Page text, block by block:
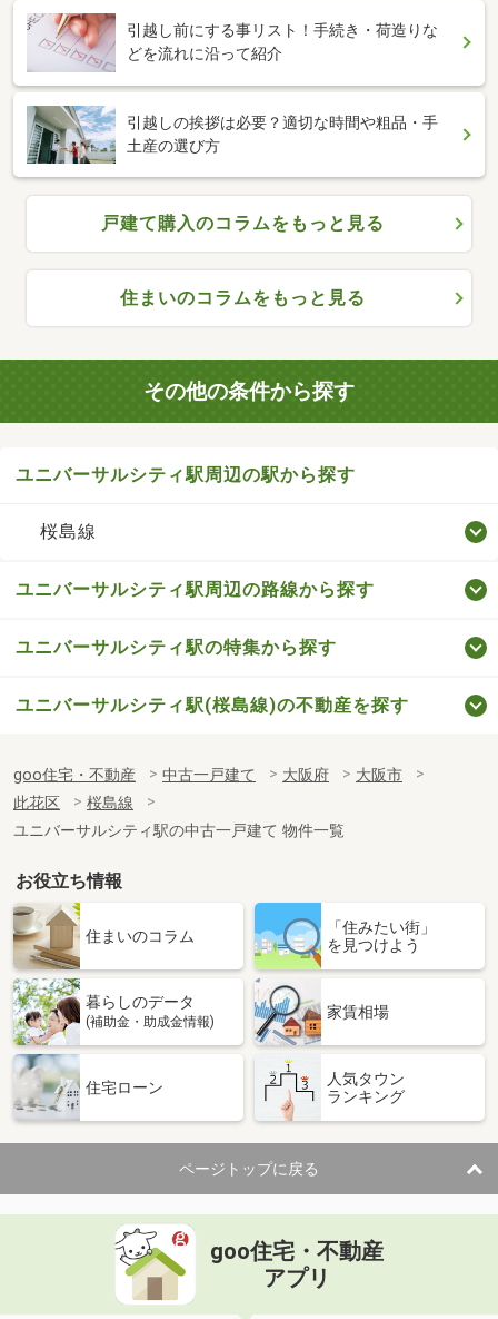
引越し前にする事リスト！手続き・荷造りな
どを流れに沿って紹介
引越しの挨拶は必要？適切な時間や粗品・手
土産の選び方
戸建て購入のコラムをもっと見る
住まいのコラムをもっと見る
その他の条件から探す
ユニバーサルシティ駅周辺の駅から探す
桜島線
ユニバーサルシティ駅周辺の路線から探す
ユニバーサルシティ駅の特集から探す
ユニバーサルシティ駅(桜島線)の不動産を探す
goo住宅・不動産 中古一戸建て 大阪府
大阪市
此花区
桜島線
ユニバーサルシティ駅の中古一戸建て 物件一覧
お役立ち情報
住まいのコラム
「住みたい街」
を見つけよう
暮らしのデータ
(補助金・助成金情報)
家賃相場
住宅ローン
人気タウン
ランキング
ページトップに戻る
goo住宅・不動産
アプリ